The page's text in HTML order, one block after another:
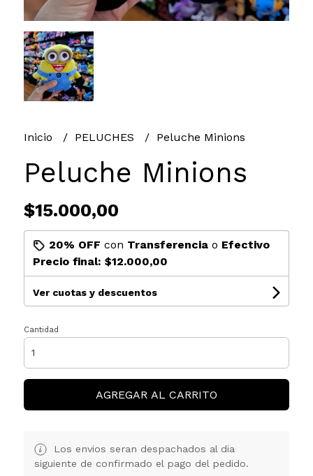
Inicio PELUCHES Peluche Minions
Peluche Minions
$15.000,00
20% OFF con Transferenciao Efectivo
Precio final: $12.000,00
Ver cuotas y descuentos
Cantidad
AGREGAR AL CARRITO
Los envios seran despachados al dia
siguiente de confirmado el pago del pedido.